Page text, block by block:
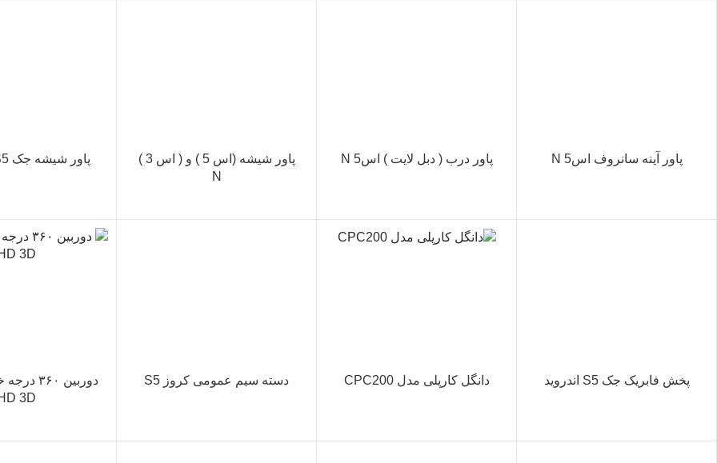
پاور آینه سانروف اس5 N پاور درب ( دبل لایت ) اس5 N
پاور شیشه (اس 5 ) و ( اس 3 )
N
پاور شیشه جک S5 و S3 KH
پخش فابریک جک S5 اندروید دانگل کارپلی مدل CPC200
دسته سیم عمومی کروز S5
3D